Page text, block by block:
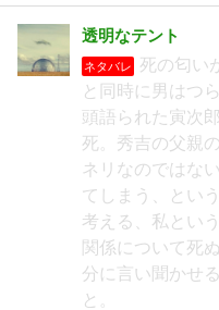
透明なテント
ネタバレ
死の匂い
と同時に男はつ
頭語られた寅次
死。秀吉の父親
ネリなのではな
てしまう、とい
考える、私とい
関係について死
分に言い聞かせ
と。